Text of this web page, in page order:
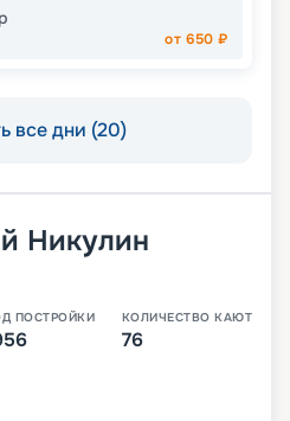
от 650 ₽
все дни (20)
Никулин
ПОСТРОЙКИ КОЛИЧЕСТВО КАЮТ
76